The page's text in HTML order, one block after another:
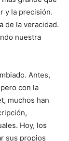
y la precisión.
de la veracidad.
nuestra
Antes,
con la
muchos han
Hoy, los
sus propios